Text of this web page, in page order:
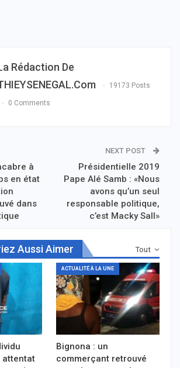
Rédaction De
19173 Posts
0 Comments
à
en état
dans
NEXT POST
Présidentielle 2019
Pape Alé Samb : «Nous
avons qu’un seul
responsable politique,
c’est Macky Sall»
Tout
Aussi Aimer
attentat
ACTUALITÉ À LA UNE
Bignona : un
commerçant retrouvé